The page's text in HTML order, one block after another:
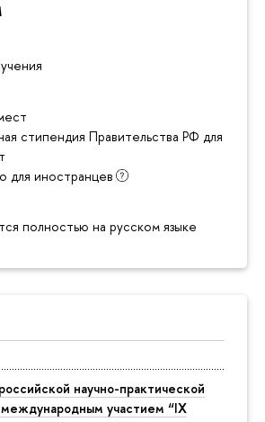
стипендия Правительства РФ для
для иностранцев
полностью на русском языке
научно-практической
участием “IX